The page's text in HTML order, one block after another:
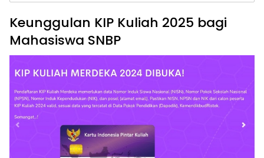
Keunggulan KIP Kuliah 2025 bagi
Mahasiswa SNBP